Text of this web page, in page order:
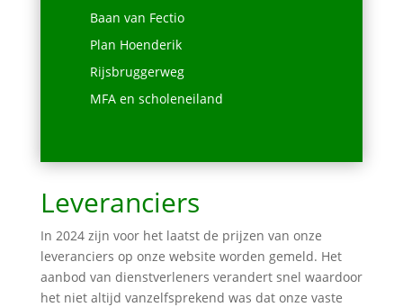
Baan van Fectio
Plan Hoenderik
Rijsbruggerweg
MFA en scholeneiland
Leveranciers
In 2024 zijn voor het laatst de prijzen van onze
leveranciers op onze website worden gemeld. Het
aanbod van dienstverleners verandert snel waardoor
het niet altijd vanzelfsprekend was dat onze vaste